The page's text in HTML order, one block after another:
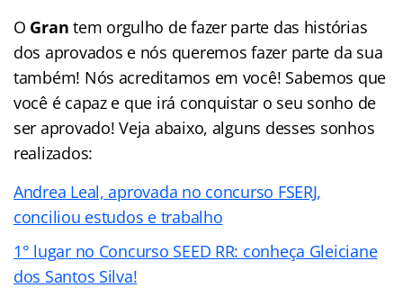
O Gran tem orgulho de fazer parte das histórias
dos aprovados e nós queremos fazer parte da sua
também! Nós acreditamos em você! Sabemos que
você é capaz e que irá conquistar o seu sonho de
ser aprovado! Veja abaixo, alguns desses sonhos
realizados:
Andrea Leal, aprovada no concurso FSERJ,
conciliou estudos e trabalho
1° lugar no Concurso SEED RR: conheça Gleiciane
dos Santos Silva!